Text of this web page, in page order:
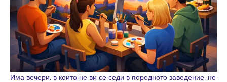
Има вечери, в които не ви се седи в поредното заведение, не